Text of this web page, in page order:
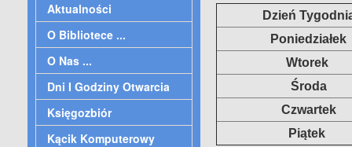
Aktualności
O Bibliotece ...
O Nas ...
Dni I Godziny Otwarcia
Księgozbiór
Kącik Komputerowy
Dzień
Poniedziałek
Wtorek
Środa
Czwartek
Piątek